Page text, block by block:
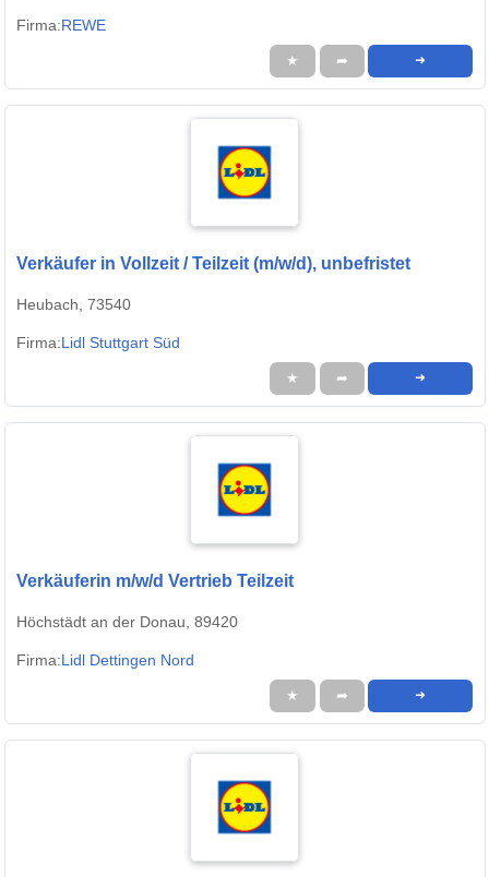
Firma:REWE
★ ➦ ➜
Verkäufer in Vollzeit / Teilzeit (m/w/d), unbefristet
Heubach, 73540
Firma:Lidl Stuttgart Süd
★ ➦ ➜
Verkäuferin m/w/d Vertrieb Teilzeit
Höchstädt an der Donau, 89420
Firma:Lidl Dettingen Nord
★ ➦ ➜